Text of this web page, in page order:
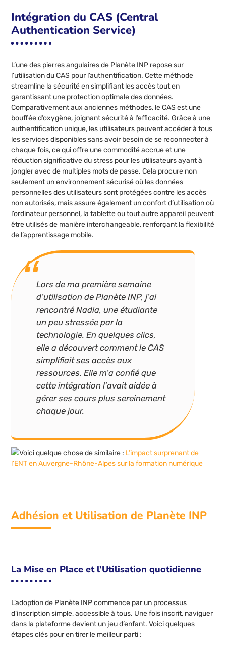
Intégration du CAS (Central
Authentication Service)
L’une des pierres angulaires de Planète INP repose sur
l’utilisation du CAS pour l’authentification. Cette méthode
streamline la sécurité en simplifiant les accès tout en
garantissant une protection optimale des données.
Comparativement aux anciennes méthodes, le CAS est une
bouffée d’oxygène, joignant sécurité à l’efficacité. Grâce à une
authentification unique, les utilisateurs peuvent accéder à tous
les services disponibles sans avoir besoin de se reconnecter à
chaque fois, ce qui offre une commodité accrue et une
réduction significative du stress pour les utilisateurs ayant à
jongler avec de multiples mots de passe. Cela procure non
seulement un environnement sécurisé où les données
personnelles des utilisateurs sont protégées contre les accès
non autorisés, mais assure également un confort d’utilisation où
l’ordinateur personnel, la tablette ou tout autre appareil peuvent
être utilisés de manière interchangeable, renforçant la flexibilité
de l’apprentissage mobile.
Lors de ma première semaine
d’utilisation de Planète INP, j’ai
rencontré Nadia, une étudiante
un peu stressée par la
technologie. En quelques clics,
elle a découvert comment le CAS
simplifiait ses accès aux
ressources. Elle m’a confié que
cette intégration l’avait aidée à
gérer ses cours plus sereinement
chaque jour.
Voici quelque chose de similaire : L’impact surprenant de
l’ENT en Auvergne-Rhône-Alpes sur la formation numérique
Adhésion et Utilisation de Planète INP
La Mise en Place et l’Utilisation quotidienne
L’adoption de Planète INP commence par un processus
d’inscription simple, accessible à tous. Une fois inscrit, naviguer
dans la plateforme devient un jeu d’enfant. Voici quelques
étapes clés pour en tirer le meilleur parti :